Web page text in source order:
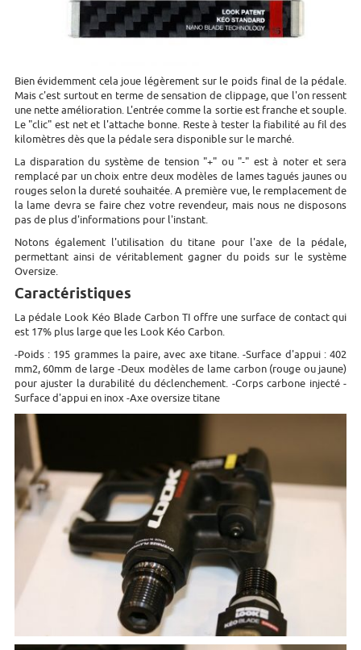
Bien évidemment cela joue légèrement sur le poids final de la pédale.
Mais c'est surtout en terme de sensation de clippage, que l'on ressent
une nette amélioration. L'entrée comme la sortie est franche et souple.
Le "clic" est net et l'attache bonne. Reste à tester la fiabilité au fil des
kilomètres dès que la pédale sera disponible sur le marché.
La disparation du système de tension "+" ou "-" est à noter et sera
remplacé par un choix entre deux modèles de lames tagués jaunes ou
rouges selon la dureté souhaitée. A première vue, le remplacement de
la lame devra se faire chez votre revendeur, mais nous ne disposons
pas de plus d'informations pour l'instant.
Notons également l'utilisation du titane pour l'axe de la pédale,
permettant ainsi de véritablement gagner du poids sur le système
Oversize.
Caractéristiques
La pédale Look Kéo Blade Carbon TI offre une surface de contact qui
est 17% plus large que les Look Kéo Carbon.
-Poids : 195 grammes la paire, avec axe titane. -Surface d'appui : 402
mm2, 60mm de large -Deux modèles de lame carbon (rouge ou jaune)
pour ajuster la durabilité du déclenchement. -Corps carbone injecté -
Surface d'appui en inox -Axe oversize titane